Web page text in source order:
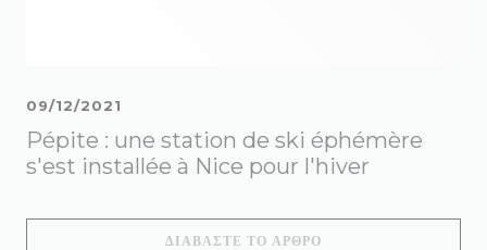
Pépite : une station de ski éphémère
s'est installée à Nice pour l'hiver
09/12/2021
ΔΙΑΒΆΣΤΕ ΤΟ ΆΡΘΡΟ((ΑΝΟΊΓΕΙ ΣΕ ΝΈΟ